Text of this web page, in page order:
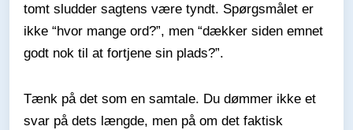
tomt sludder sagtens være tyndt. Spørgsmålet er
ikke “hvor mange ord?”, men “dækker siden emnet
godt nok til at fortjene sin plads?”.
Tænk på det som en samtale. Du dømmer ikke et
svar på dets længde, men på om det faktisk